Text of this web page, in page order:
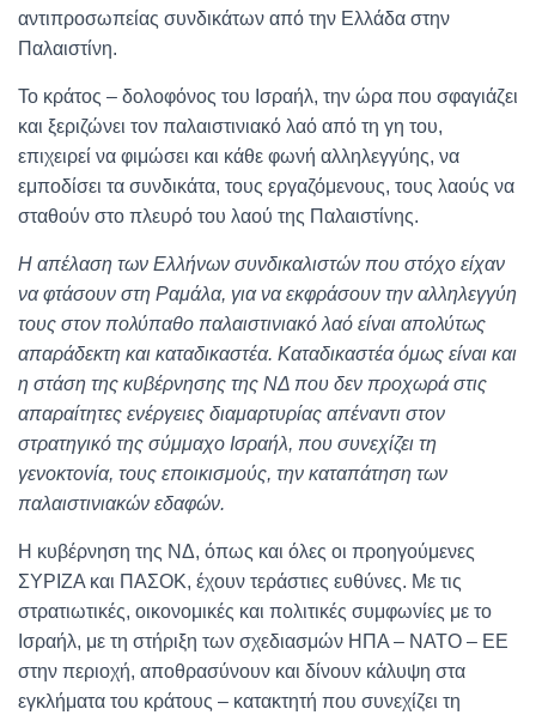
αντιπροσωπείας συνδικάτων από την Ελλάδα στην
Παλαιστίνη.
Το κράτος – δολοφόνος του Ισραήλ, την ώρα που σφαγιάζει
και ξεριζώνει τον παλαιστινιακό λαό από τη γη του,
επιχειρεί να φιμώσει και κάθε φωνή αλληλεγγύης, να
εμποδίσει τα συνδικάτα, τους εργαζόμενους, τους λαούς να
σταθούν στο πλευρό του λαού της Παλαιστίνης.
Η απέλαση των Ελλήνων συνδικαλιστών που στόχο είχαν
να φτάσουν στη Ραμάλα, για να εκφράσουν την αλληλεγγύη
τους στον πολύπαθο παλαιστινιακό λαό είναι απολύτως
απαράδεκτη και καταδικαστέα. Καταδικαστέα όμως είναι και
η στάση της κυβέρνησης της ΝΔ που δεν προχωρά στις
απαραίτητες ενέργειες διαμαρτυρίας απέναντι στον
στρατηγικό της σύμμαχο Ισραήλ, που συνεχίζει τη
γενοκτονία, τους επoικισμούς, την καταπάτηση των
παλαιστινιακών εδαφών.
Η κυβέρνηση της ΝΔ, όπως και όλες οι προηγούμενες
ΣΥΡΙΖΑ και ΠΑΣΟΚ, έχουν τεράστιες ευθύνες. Με τις
στρατιωτικές, οικονομικές και πολιτικές συμφωνίες με το
Ισραήλ, με τη στήριξη των σχεδιασμών ΗΠΑ – ΝΑΤΟ – ΕΕ
στην περιοχή, αποθρασύνουν και δίνουν κάλυψη στα
εγκλήματα του κράτους – κατακτητή που συνεχίζει τη